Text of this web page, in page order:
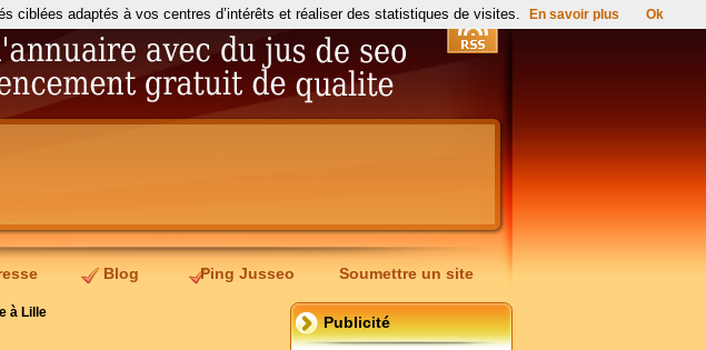
Blog Ping Jusseo Soumettre un site
Publicité
à Lille
ciblées adaptés à vos centres d’intérêts et réaliser des statistiques de visites. En savoir plus Ok